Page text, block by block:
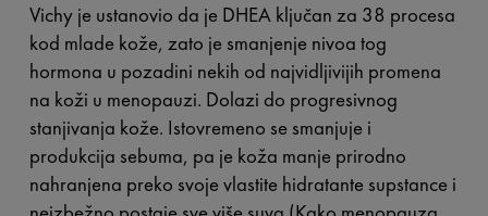
Vichy je ustanovio da je DHEA ključan za 38 procesa
kod mlade kože, zato je smanjenje nivoa tog
hormona u pozadini nekih od najvidljivijih promena
na koži u menopauzi. Dolazi do progresivnog
stanjivanja kože. Istovremeno se smanjuje i
produkcija sebuma, pa je koža manje prirodno
nahranjena preko svoje vlastite hidratante supstance i